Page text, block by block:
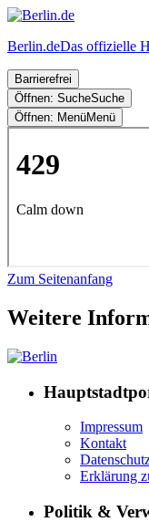
Berlin.deDas offizielle
Barrierefrei
Öffnen: SucheSuche
Öffnen: MenüMenü
Zum Seitenanfang
Weitere
Impressum
Kontakt
Erklärung
Politik &